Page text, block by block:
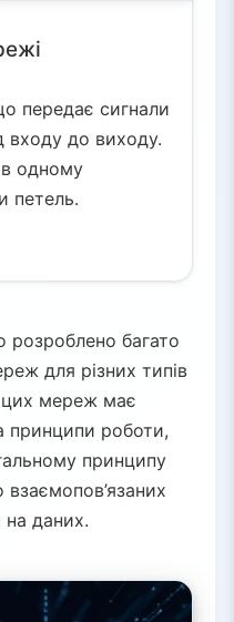
передає сигнали
входу до виходу.
в одному
петель.
розроблено багато
для різних типів
цих мереж має
принципи роботи,
принципу
на даних.